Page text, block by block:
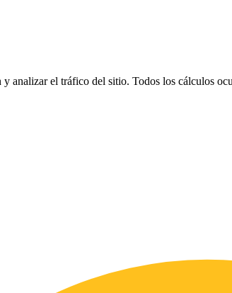
analizar el tráfico del sitio. Todos los cálculos